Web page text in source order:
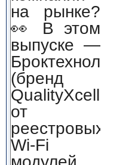
на рынке?
👀 В этом
выпуске —
Броктехнолоджи
(бренд
QualityXcellence):
от
реестровых
Wi-Fi